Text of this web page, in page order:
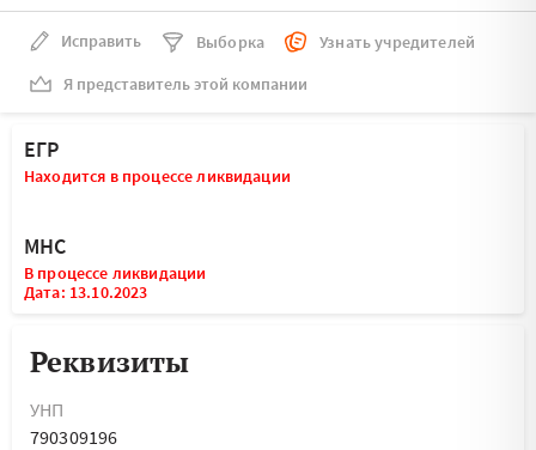
Исправить Выборка
Узнать учредителей
Я представитель этой компании
ЕГР
Находится в процессе ликвидации
МНС
В процессе ликвидации
Дата: 13.10.2023
Реквизиты
УНП
790309196